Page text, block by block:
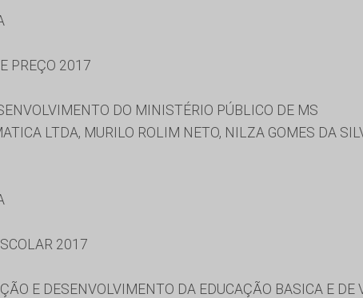
PREÇO 2017
DO MINISTÉRIO PÚBLICO DE MS
LTDA, MURILO ROLIM NETO, NILZA GOMES DA
2017
E DESENVOLVIMENTO DA EDUCAÇÃO BASICA E